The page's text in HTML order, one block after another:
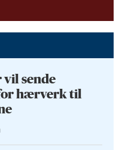
sende
hærverk til